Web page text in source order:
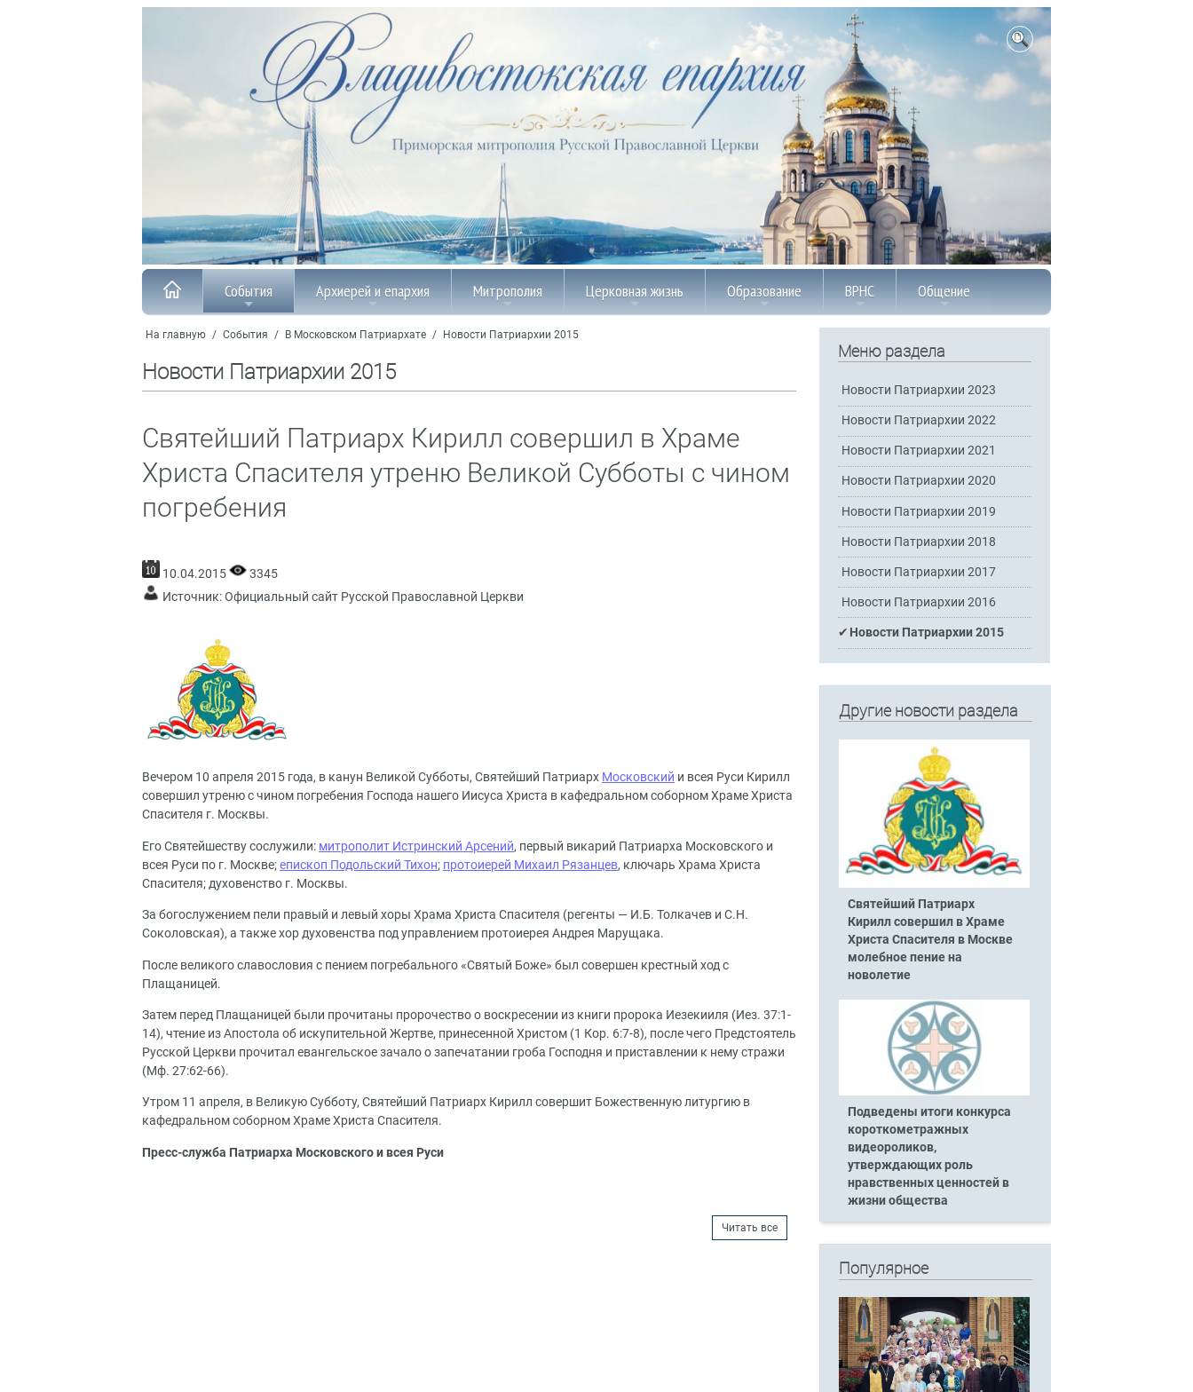
События Архиерей и епархия Митрополия Церковная жизнь Образование ВРНС Общение
На главную / События / В Московском Патриархате / Новости Патриархии 2015
Новости Патриархии 2015
Святейший Патриарх Кирилл совершил в Храме
Христа Спасителя утреню Великой Субботы с чином
погребения
10.04.2015
3345
Источник:Официальный сайт Русской Православной Церкви
Вечером 10 апреля 2015 года, в канун Великой Субботы, Святейший Патриарх Московский и всея Руси Кирилл
совершил утреню с чином погребения Господа нашего Иисуса Христа в кафедральном соборном Храме Христа
Спасителя г. Москвы.
Его Святейшеству сослужили: митрополит Истринский Арсений, первый викарий Патриарха Московского и
всея Руси по г. Москве;епископ Подольский Тихон; протоиерей Михаил Рязанцев, ключарь Храма Христа
Спасителя; духовенство г. Москвы.
За богослужением пели правый и левый хоры Храма Христа Спасителя (регенты — И.Б. Толкачев и С.Н.
Соколовская), а также хор духовенства под управлением протоиерея Андрея Марущака.
После великого славословия с пением погребального «Святый Боже» был совершен крестный ход с
Плащаницей.
Затем перед Плащаницей были прочитаны пророчество о воскресении из книги пророка Иезекииля (Иез. 37:1-
14), чтение из Апостола об искупительной Жертве, принесенной Христом (1 Кор. 6:7-8), после чего Предстоятель
Русской Церкви прочитал евангельское зачало о запечатании гроба Господня и приставлении к нему стражи
(Мф. 27:62-66).
Утром 11 апреля, в Великую Субботу, Святейший Патриарх Кирилл совершит Божественную литургию в
кафедральном соборном Храме Христа Спасителя.
Пресс-служба Патриарха Московского и всея Руси
Читать все
Меню раздела
Новости Патриархии 2023
Новости Патриархии 2022
Новости Патриархии 2021
Новости Патриархии 2020
Новости Патриархии 2019
Новости Патриархии 2018
Новости Патриархии 2017
Новости Патриархии 2016
Новости Патриархии 2015
Другие новости раздела
Святейший Патриарх
Кирилл совершил в Храме
Христа Спасителя в Москве
молебное пение на
новолетие
Подведены итоги конкурса
короткометражных
видеороликов,
утверждающих роль
нравственных ценностей в
жизни общества
Популярное